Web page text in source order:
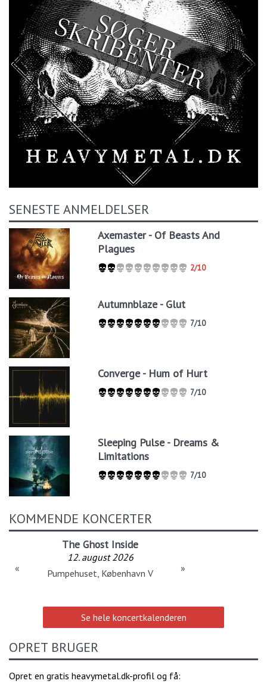
SENESTE ANMELDELSER
Axemaster - Of Beasts And
Plagues
2/10
Autumnblaze - Glut
7/10
Converge - Hum of Hurt
7/10
Sleeping Pulse - Dreams &
Limitations
7/10
KOMMENDE KONCERTER
The Ghost Inside
12. august 2026
Pumpehuset, København V
« »
Se hele koncertkalenderen
OPRET BRUGER
Opret en gratis heavymetal.dk-profil og få: